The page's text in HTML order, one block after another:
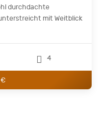
durchdachte
mit Weitblick
4